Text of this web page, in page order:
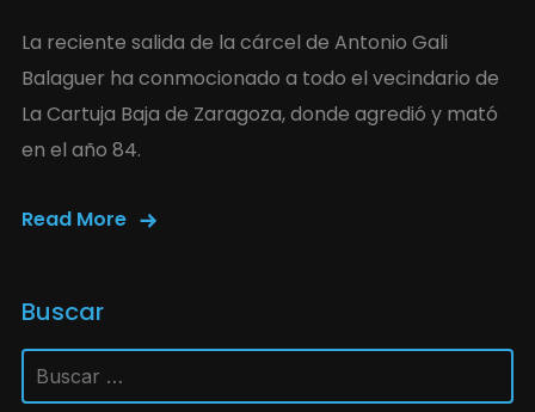
La reciente salida de la cárcel de Antonio Gali
Balaguer ha conmocionado a todo el vecindario de
La Cartuja Baja de Zaragoza, donde agredió y mató
en el año 84.
Read More
Buscar